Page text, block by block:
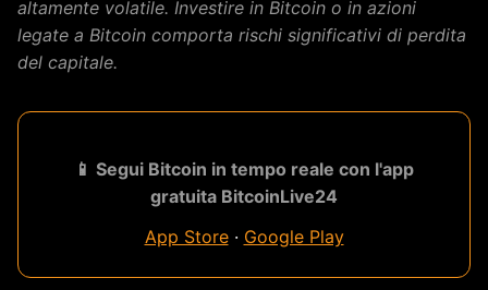
altamente volatile. Investire in Bitcoin o in azioni
legate a Bitcoin comporta rischi significativi di perdita
del capitale.
📱 Segui Bitcoin in tempo reale con l'app
gratuita BitcoinLive24
App Store· Google Play